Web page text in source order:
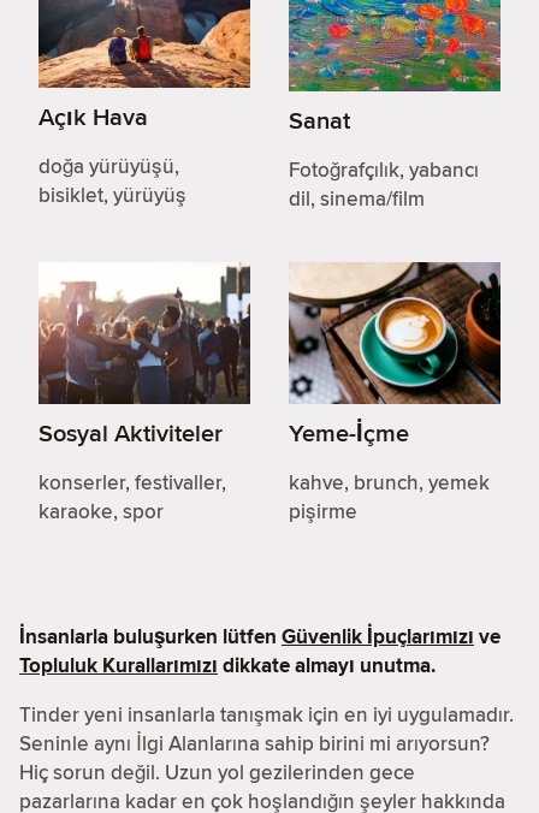
Açık Hava
doğa yürüyüşü,
bisiklet, yürüyüş
Sanat
Fotoğrafçılık, yabancı
dil, sinema/film
Sosyal Aktiviteler
konserler, festivaller,
karaoke, spor
Yeme-İçme
kahve, brunch, yemek
pişirme
İnsanlarla buluşurken lütfen Güvenlik İpuçlarımızı ve
Topluluk Kurallarımızı dikkate almayı unutma.
Tinder yeni insanlarla tanışmak için en iyi uygulamadır.
Seninle aynı İlgi Alanlarına sahip birini mi arıyorsun?
Hiç sorun değil. Uzun yol gezilerinden gece
pazarlarına kadar en çok hoşlandığın şeyler hakkında